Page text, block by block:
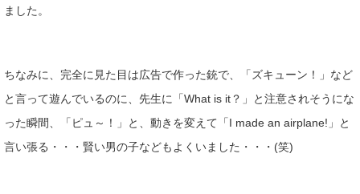
ました。
ちなみに、完全に見た目は広告で作った銃で、「ズキューン！」など
と言って遊んでいるのに、先生に「What is it？」と注意されそうにな
った瞬間、「ピュ～！」と、動きを変えて「I made an airplane!」と
言い張る・・・賢い男の子などもよくいました・・・(笑)